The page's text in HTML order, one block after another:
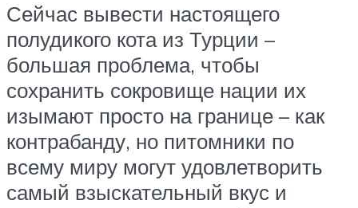
Сейчас вывести настоящего
полудикого кота из Турции –
большая проблема, чтобы
сохранить сокровище нации их
изымают просто на границе – как
контрабанду, но питомники по
всему миру могут удовлетворить
самый взыскательный вкус и